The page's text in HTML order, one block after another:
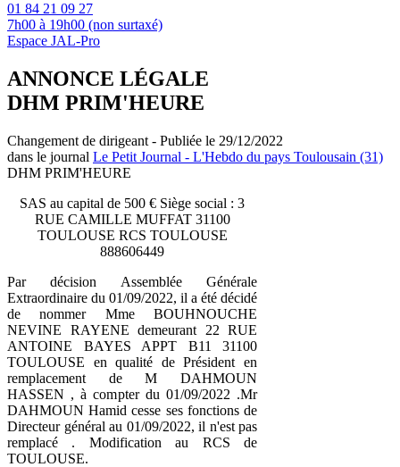
01 84 21 09 27
7h00 à 19h00 (non surtaxé)
Espace JAL-Pro
ANNONCE LÉGALE
DHM PRIM'HEURE
Changement de dirigeant - Publiée le 29/12/2022
dans le journal Le Petit Journal - L'Hebdo du pays Toulousain (31)
DHM PRIM'HEURE
SAS au capital de 500 € Siège social : 3
RUE CAMILLE MUFFAT 31100
TOULOUSE RCS TOULOUSE
888606449
Par décision Assemblée Générale
Extraordinaire du 01/09/2022, il a été décidé
de nommer Mme BOUHNOUCHE
NEVINE RAYENE demeurant 22 RUE
ANTOINE BAYES APPT B11 31100
TOULOUSE en qualité de Président en
remplacement de M DAHMOUN
HASSEN , à compter du 01/09/2022 .Mr
DAHMOUN Hamid cesse ses fonctions de
Directeur général au 01/09/2022, il n'est pas
remplacé . Modification au RCS de
TOULOUSE.